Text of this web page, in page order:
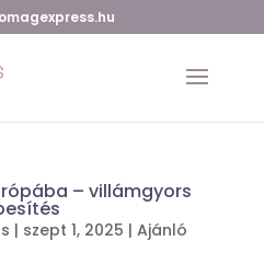
– villámgyors
| szept 1, 2025 | Ajánló